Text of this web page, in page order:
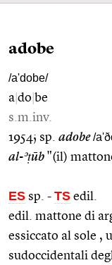
adobe
/a'dobe/
a do be
s.m.inv.
1954; sp. adobe /
al-ʾṭūb "(il)
ES sp. - TS edil.
edil. mattone di
essiccato al sole ,
sudoccidentali